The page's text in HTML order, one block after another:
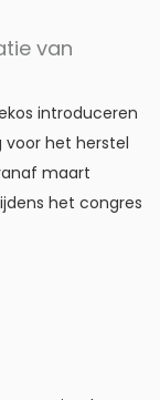
van
introduceren
voor het herstel
maart
het congres